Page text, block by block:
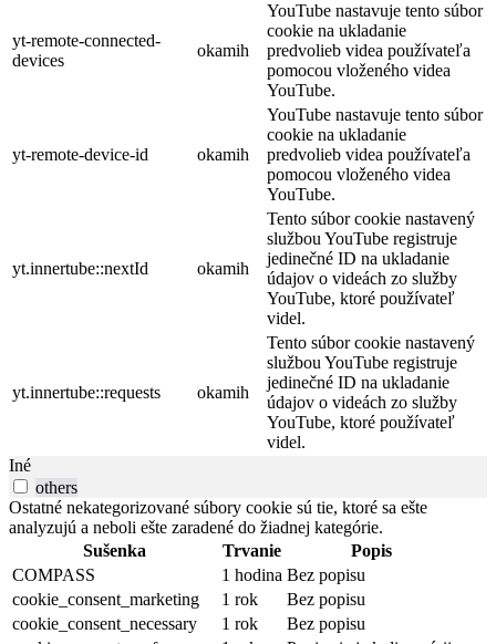
yt-remote-connected-
devices
okamih
YouTube nastavuje tento súbor
cookie na ukladanie
predvolieb videa používateľa
pomocou vloženého videa
YouTube.
yt-remote-device-id okamih
YouTube nastavuje tento súbor
cookie na ukladanie
predvolieb videa používateľa
pomocou vloženého videa
YouTube.
yt.innertube::nextId okamih
Tento súbor cookie nastavený
službou YouTube registruje
jedinečné ID na ukladanie
údajov o videách zo služby
YouTube, ktoré používateľ
videl.
yt.innertube::requests okamih
Tento súbor cookie nastavený
službou YouTube registruje
jedinečné ID na ukladanie
údajov o videách zo služby
YouTube, ktoré používateľ
videl.
Iné
others
Ostatné nekategorizované súbory cookie sú tie, ktoré sa ešte
analyzujú a neboli ešte zaradené do žiadnej kategórie.
Sušenka
Trvanie
Popis
COMPASS
1 hodina Bez popisu
cookie_consent_marketing
1 rok
Bez popisu
cookie_consent_necessary
1 rok
Bez popisu